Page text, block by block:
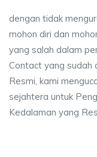
dengan tidak
mohon diri dan
yang salah dalam
Contact yang
Resmi, kami
sejahtera untuk
Kedalaman yang